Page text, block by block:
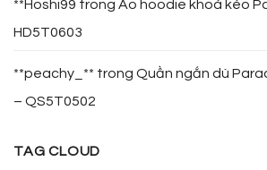
**Hoshi99 trong Áo hoodie khoá kéo
HD5T0603
**peachy_** trong Quần ngắn dù
– QS5T0502
TAG CLOUD